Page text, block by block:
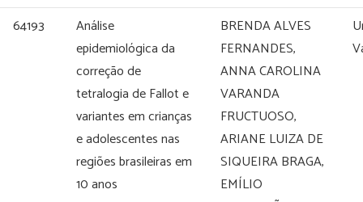
64193
Análise
epidemiológica da
correção de
tetralogia de Fallot e
variantes em crianças
e adolescentes nas
regiões brasileiras em
10 anos
BRENDA ALVES
FERNANDES,
ANNA CAROLINA
VARANDA
FRUCTUOSO,
ARIANE LUIZA DE
SIQUEIRA BRAGA,
EMÍLIO